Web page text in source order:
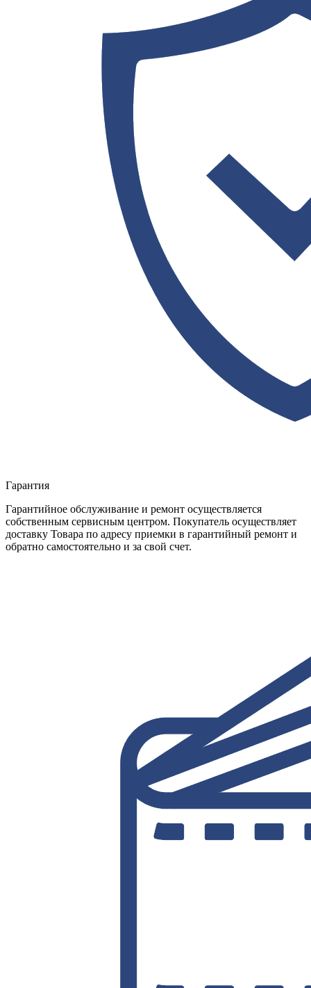
Гарантия
Гарантийное обслуживание и ремонт осуществляется
собственным сервисным центром. Покупатель осуществляет
доставку Товара по адресу приемки в гарантийный ремонт и
обратно самостоятельно и за свой счет.